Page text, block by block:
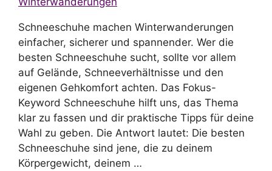
Schneeschuhe machen Winterwanderungen
einfacher, sicherer und spannender. Wer die
besten Schneeschuhe sucht, sollte vor allem
auf Gelände, Schneeverhältnisse und den
eigenen Gehkomfort achten. Das Fokus-
Keyword Schneeschuhe hilft uns, das Thema
klar zu fassen und dir praktische Tipps für deine
Wahl zu geben. Die Antwort lautet: Die besten
Schneeschuhe sind jene, die zu deinem
Körpergewicht, deinem …